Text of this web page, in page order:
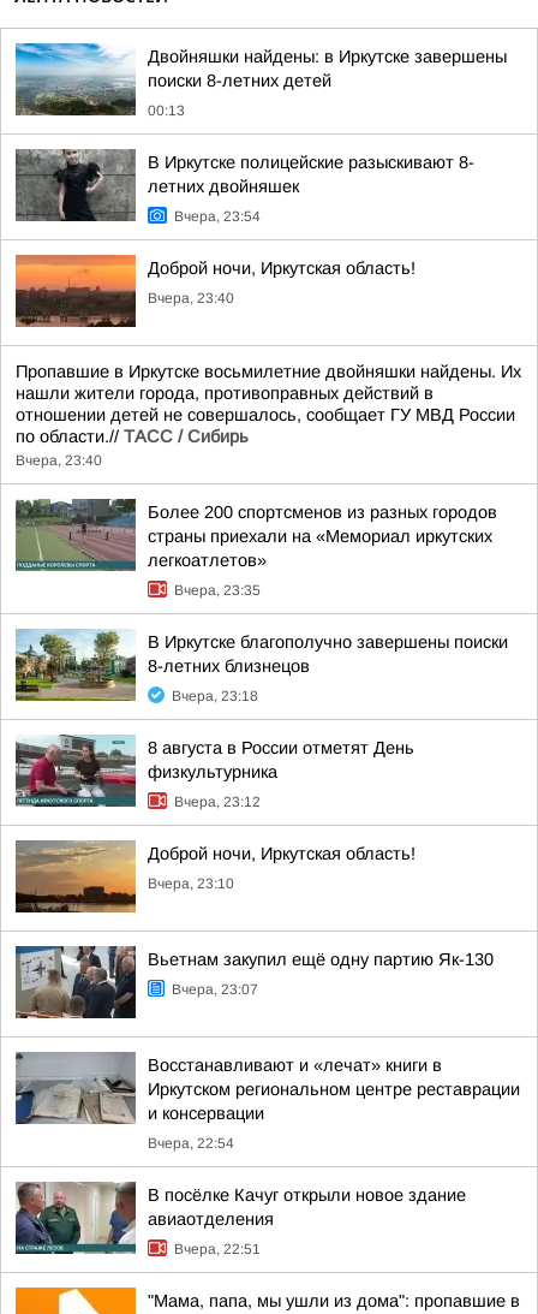
Двойняшки найдены: в Иркутске завершены
поиски 8-летних детей
00:13
В Иркутске полицейские разыскивают 8-
летних двойняшек
Вчера, 23:54
Доброй ночи, Иркутская область!
Вчера, 23:40
Пропавшие в Иркутске восьмилетние двойняшки найдены. Их
нашли жители города, противоправных действий в
отношении детей не совершалось, сообщает ГУ МВД России
по области.// ТАСС / Сибирь
Вчера, 23:40
Более 200 спортсменов из разных городов
страны приехали на «Мемориал иркутских
легкоатлетов»
Вчера, 23:35
В Иркутске благополучно завершены поиски
8-летних близнецов
Вчера, 23:18
8 августа в России отметят День
физкультурника
Вчера, 23:12
Доброй ночи, Иркутская область!
Вчера, 23:10
Вьетнам закупил ещё одну партию Як-130
Вчера, 23:07
Восстанавливают и «лечат» книги в
Иркутском региональном центре реставрации
и консервации
Вчера, 22:54
В посёлке Качуг открыли новое здание
авиаотделения
Вчера, 22:51
"Мама, папа, мы ушли из дома": пропавшие в